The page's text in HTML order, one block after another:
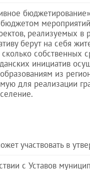
реализуемых
берут на себя
собственных
инициатив
из
для реализации
участвовать в
с Уставов